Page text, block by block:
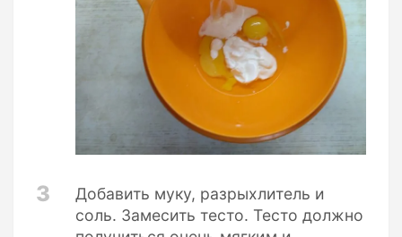
3
Добавить муку, разрыхлитель и
соль. Замесить тесто. Тесто должно